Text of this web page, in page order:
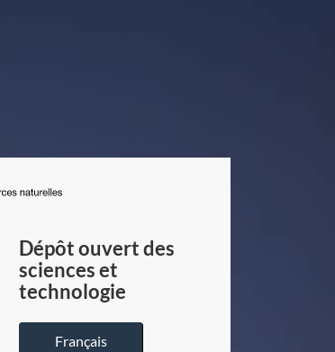
du
Canada
Dépôt ouvert des
sciences et
technologie
Français